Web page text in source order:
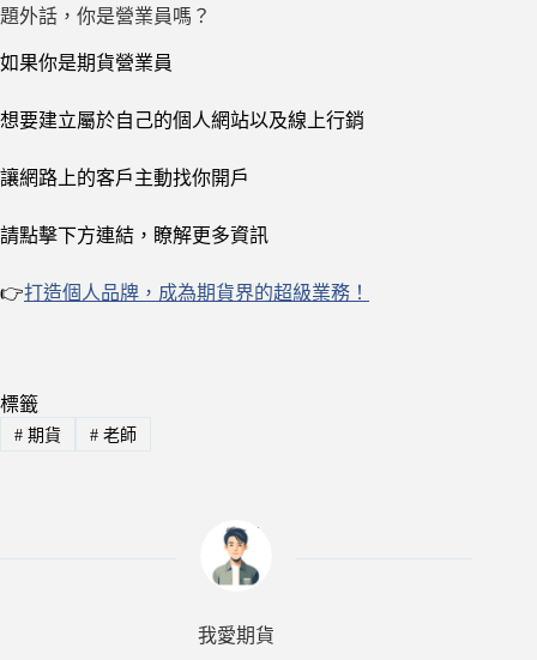
題外話，你是營業員嗎？
如果你是期貨營業員
想要建立屬於自己的個人網站以及線上行銷
讓網路上的客戶主動找你開戶
請點擊下方連結，瞭解更多資訊
👉打造個人品牌，成為期貨界的超級業務！
標籤
#期貨 #老師
我愛期貨